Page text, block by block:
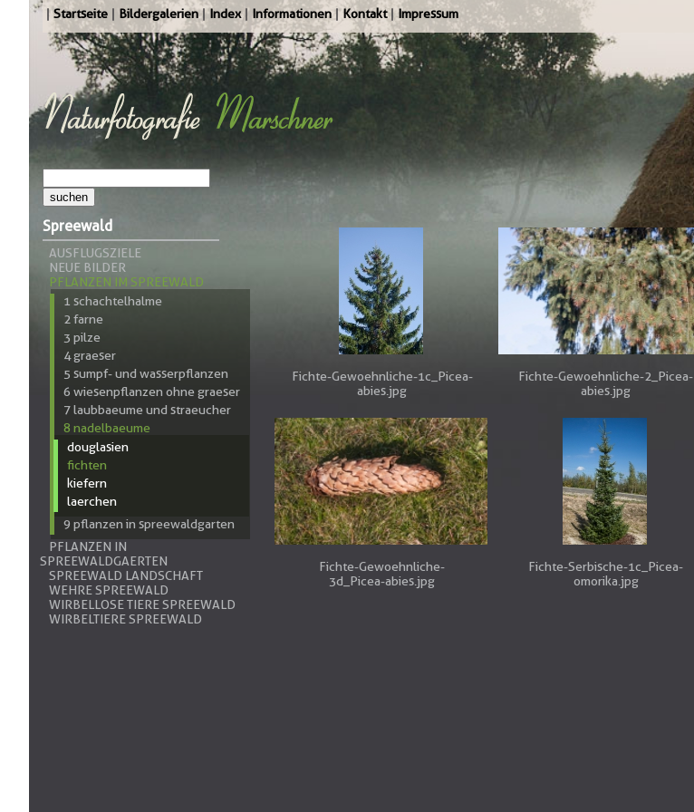
Startseite Bildergalerien Index Informationen Kontakt Impressum
Spreewald
AUSFLUGSZIELE
NEUE BILDER
PFLANZEN IM SPREEWALD
1 schachtelhalme
2 farne
3 pilze
4 graeser
5 sumpf- und wasserpflanzen
6 wiesenpflanzen ohne graeser
7 laubbaeume und straeucher
8 nadelbaeume
douglasien
fichten
kiefern
laerchen
9 pflanzen in spreewaldgarten
PFLANZEN IN
SPREEWALDGAERTEN
SPREEWALD LANDSCHAFT
WEHRE SPREEWALD
WIRBELLOSE TIERE SPREEWALD
WIRBELTIERE SPREEWALD
Fichte-Gewoehnliche-1c_Picea-
abies.jpg
Fichte-Gewoehnliche-2_Picea-
abies.jpg
Fichte-Gewoehnliche-
3d_Picea-abies.jpg
Fichte-Serbische-1c_Picea-
omorika.jpg